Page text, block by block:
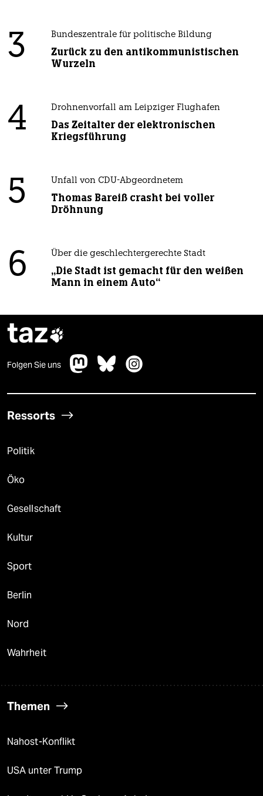
3 Bundeszentrale für politische Bildung
Zurück zu den antikommunistischen
Wurzeln
4 Drohnenvorfall am Leipziger Flughafen
Das Zeitalter der elektronischen
Kriegsführung
5 Unfall von CDU-Abgeordnetem
Thomas Bareiß crasht bei voller
Dröhnung
6 Über die geschlechtergerechte Stadt
„Die Stadt ist gemacht für den weißen
Mann in einem Auto“
taz
Folgen Sie uns
Ressorts
Politik
Öko
Gesellschaft
Kultur
Sport
Berlin
Nord
Wahrheit
Themen
Nahost-Konflikt
USA unter Trump